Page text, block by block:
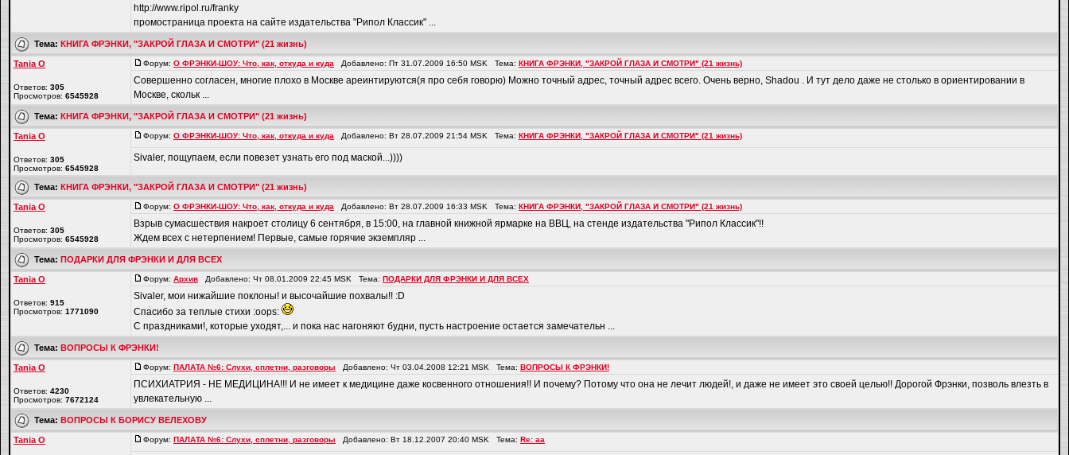
http://www.ripol.ru/franky
промостраница проекта на сайте издательства "Рипол Классик" ...
Тема: КНИГА ФРЭНКИ, "ЗАКРОЙ ГЛАЗА И СМОТРИ" (21 жизнь)
Tania O
Ответов: 305
Просмотров: 6545928
Форум: О ФРЭНКИ-ШОУ: Что, как, откуда и куда Добавлено: Пт 31.07.2009 16:50 MSK Тема: КНИГА ФРЭНКИ, "ЗАКРОЙ ГЛАЗА И СМОТРИ" (21 жизнь)
Совершенно согласен, многие плохо в Москве ареинтируются(я про себя говорю) Можно точный адрес, точный адрес всего. Очень верно, Shadou . И тут дело даже не столько в ориентировании в
Москве, скольк ...
Тема: КНИГА ФРЭНКИ, "ЗАКРОЙ ГЛАЗА И СМОТРИ" (21 жизнь)
Tania O
Ответов: 305
Просмотров: 6545928
Форум: О ФРЭНКИ-ШОУ: Что, как, откуда и куда Добавлено: Вт 28.07.2009 21:54 MSK Тема: КНИГА ФРЭНКИ, "ЗАКРОЙ ГЛАЗА И СМОТРИ" (21 жизнь)
Sivaler, пощупаем, если повезет узнать его под маской...))))
Тема: КНИГА ФРЭНКИ, "ЗАКРОЙ ГЛАЗА И СМОТРИ" (21 жизнь)
Tania O
Ответов: 305
Просмотров: 6545928
Форум: О ФРЭНКИ-ШОУ: Что, как, откуда и куда Добавлено: Вт 28.07.2009 16:33 MSK Тема: КНИГА ФРЭНКИ, "ЗАКРОЙ ГЛАЗА И СМОТРИ" (21 жизнь)
Взрыв сумасшествия накроет столицу 6 сентября, в 15:00, на главной книжной ярмарке на ВВЦ, на стенде издательства "Рипол Классик"!!
Ждем всех с нетерпением! Первые, самые горячие экземпляр ...
Тема: ПОДАРКИ ДЛЯ ФРЭНКИ И ДЛЯ ВСЕХ
Tania O
Ответов: 915
Просмотров: 1771090
Форум: Архив Добавлено: Чт 08.01.2009 22:45 MSK Тема: ПОДАРКИ ДЛЯ ФРЭНКИ И ДЛЯ ВСЕХ
Sivaler, мои нижайшие поклоны! и высочайшие похвалы!! :D
Спасибо за теплые стихи :oops:
С праздниками!, которые уходят,... и пока нас нагоняют будни, пусть настроение остается замечательн ...
Тема: ВОПРОСЫ К ФРЭНКИ!
Tania O
Ответов: 4230
Просмотров: 7672124
Форум: ПАЛАТА №6: Слухи, сплетни, разговоры Добавлено: Чт 03.04.2008 12:21 MSK Тема: ВОПРОСЫ К ФРЭНКИ!
ПСИХИАТРИЯ - НЕ МЕДИЦИНА!!! И не имеет к медицине даже косвенного отношения!! И почему? Потому что она не лечит людей!, и даже не имеет это своей целью!! Дорогой Фрэнки, позволь влезть в
увлекательную ...
Тема: ВОПРОСЫ К БОРИСУ ВЕЛЕХОВУ
Tania O Форум: ПАЛАТА №6: Слухи, сплетни, разговоры Добавлено: Вт 18.12.2007 20:40 MSK Тема: Re: аа